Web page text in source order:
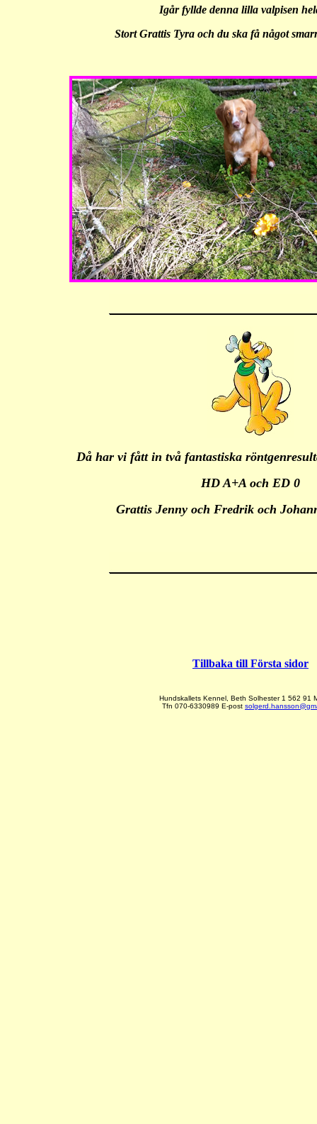
Igår fyllde denna lilla valpisen
Stort Grattis Tyra och du ska få något
Då har vi fått in två fantastiska
HD A+A och ED 0
Grattis Jenny och Fredrik och
Tillbaka till Första sidor
Hundskallets Kennel, Beth Solhester 1 562 91
Tfn 070-6330989 E-post